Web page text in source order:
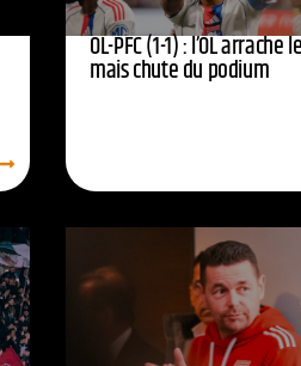
OL-PFC (1-1) : l’OL arrache
mais chute du podium